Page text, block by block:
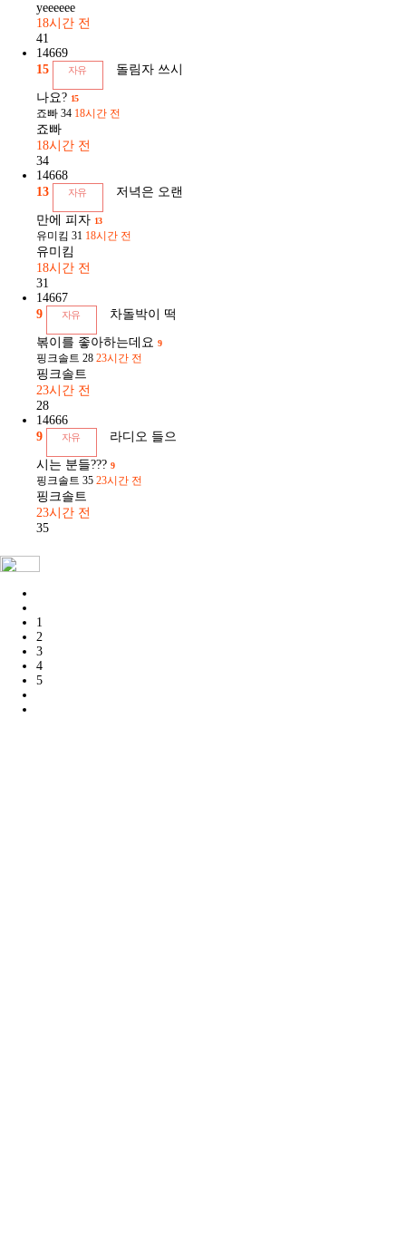
yeeeeee
18시간 전
41
14669
15
자유 돌림자 쓰시
나요? 15
죠빠 34 18시간 전
죠빠
18시간 전
34
14668
13
자유 저녁은 오랜
만에 피자 13
유미킴 31 18시간 전
유미킴
18시간 전
31
14667
9
자유 차돌박이 떡
볶이를 좋아하는데요 9
핑크솔트 28 23시간 전
핑크솔트
23시간 전
28
14666
9
자유 라디오 들으
시는 분들??? 9
핑크솔트 35 23시간 전
핑크솔트
23시간 전
35
1
2
3
4
5